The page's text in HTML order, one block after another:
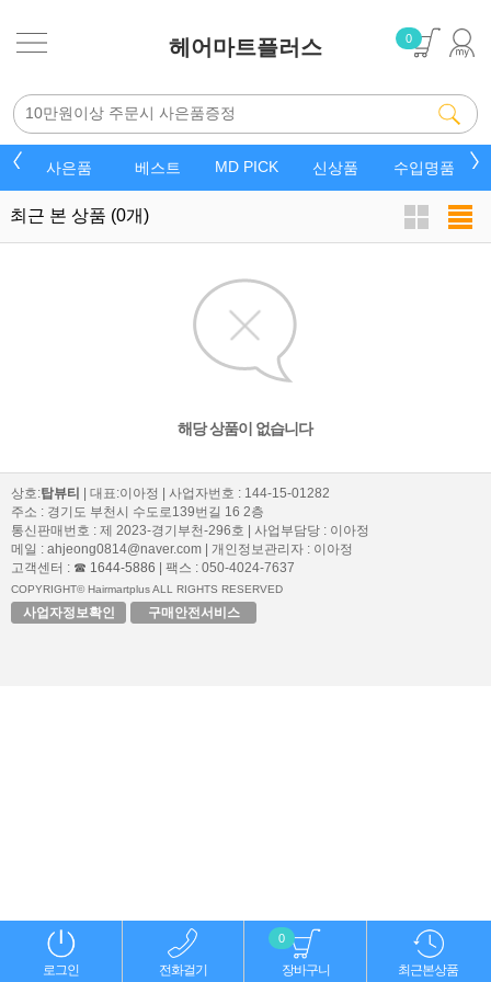
헤어마트플러스 0
사은품 베스트 MD PICK 신상품 수입명품
최근 본 상품 (0개)
해당 상품이 없습니다
상호:탑뷰티
| 대표:이아정 | 사업자번호 : 144-15-01282
주소 : 경기도 부천시 수도로139번길 16 2층
통신판매번호 : 제 2023-경기부천-296호 | 사업부담당 : 이아정
메일 : ahjeong0814@naver.com | 개인정보관리자 : 이아정
고객센터 : ☎ 1644-5886 | 팩스 : 050-4024-7637
COPYRIGHT© Hairmartplus ALL RIGHTS RESERVED
사업자정보확인 구매안전서비스
로그인 전화걸기 장바구니 최근본상품
0